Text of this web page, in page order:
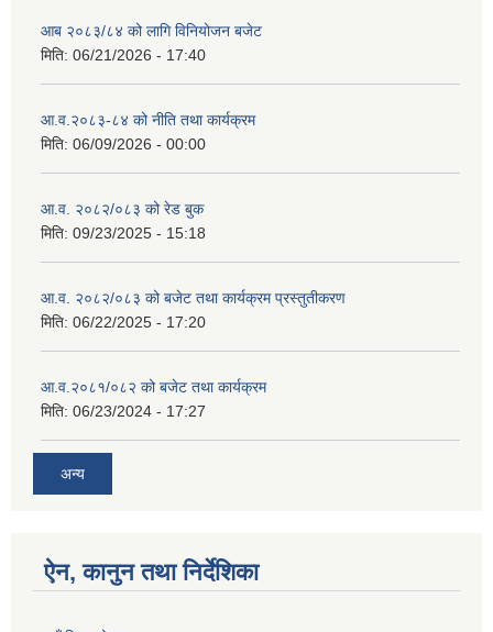
आब २०८३/८४ को लागि विनियोजन बजेट
मिति: 06/21/2026 - 17:40
आ.व.२०८३-८४ को नीति तथा कार्यक्रम
मिति: 06/09/2026 - 00:00
आ.व. २०८२/०८३ को रेड बुक
मिति: 09/23/2025 - 15:18
आ.व. २०८२/०८३ को बजेट तथा कार्यक्रम प्रस्तुतीकरण
मिति: 06/22/2025 - 17:20
आ.व.२०८१/०८२ को बजेट तथा कार्यक्रम
मिति: 06/23/2024 - 17:27
अन्य
ऐन, कानुन तथा निर्देशिका